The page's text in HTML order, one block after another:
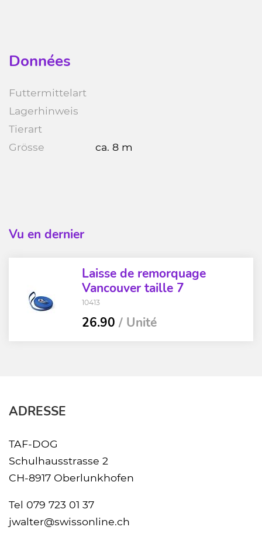
Données
Futtermittelart
Lagerhinweis
Tierart
Grösse
ca. 8 m
Vu en dernier
Laisse de remorquage
Vancouver taille 7
10413
26.90 / Unité
ADRESSE
TAF-DOG
Schulhausstrasse 2
CH-8917 Oberlunkhofen
Tel 079 723 01 37
jwalter@swissonline.ch